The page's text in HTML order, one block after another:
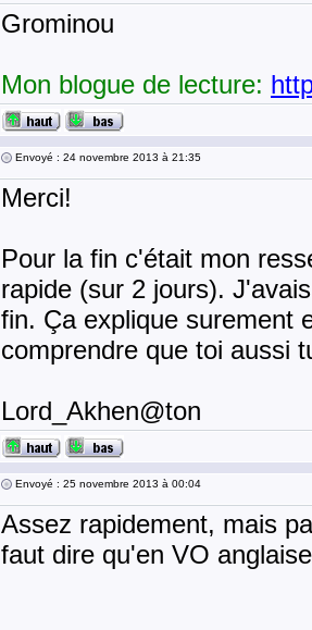
Grominou
Mon blogue de lecture:
Envoyé : 24 novembre 2013 à 21:35
Merci!
Pour la fin c'était mon
rapide (sur 2 jours).
fin. Ça explique surement
comprendre que toi aussi
Lord_Akhen@ton
Envoyé : 25 novembre 2013 à 00:04
Assez rapidement, mais
faut dire qu'en VO